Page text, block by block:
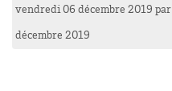
vendredi 06 décembre 2019 par
décembre 2019